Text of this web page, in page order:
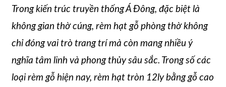
Trong kiến trúc truyền thống Á Đông, đặc biệt là
không gian thờ cúng, rèm hạt gỗ phòng thờ không
chỉ đóng vai trò trang trí mà còn mang nhiều ý
nghĩa tâm linh và phong thủy sâu sắc. Trong số các
loại rèm gỗ hiện nay, rèm hạt tròn 12ly bằng gỗ cao